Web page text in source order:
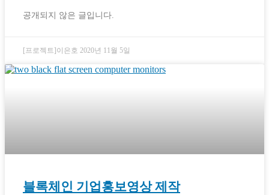
공개되지 않은 글입니다.
[프로젝트]이은호 2020년 11월 5일
블록체인 기업홍보영상 제작